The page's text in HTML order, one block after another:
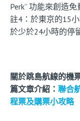
Perk” 功能來創造免
註4：於東京的15
於少於24小時的停
關於跳島航線的機
篇文章介紹： 聯合
程票及購票小攻略